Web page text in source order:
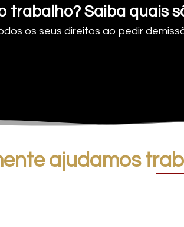
trabalho? Saiba quais
os seus direitos ao pedir
ajudamos